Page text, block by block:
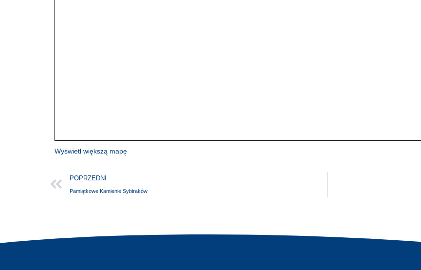
Wyświetl większą mapę
POPRZEDNI
Pamiątkowe Kamienie Sybiraków